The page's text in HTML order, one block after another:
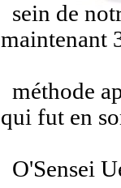
sein de
maintenant
méthode
qui fut en
O'Sensei